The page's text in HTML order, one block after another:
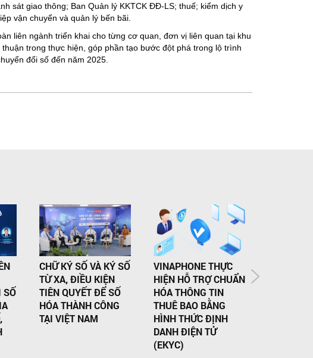
sát giao thông; Ban Quản lý KKTCK ĐĐ-LS; thuế; kiểm dịch y
vận chuyển và quản lý bến bãi.
liên ngành triển khai cho từng cơ quan, đơn vị liên quan tại khu
trong thực hiện, góp phần tạo bước đột phá trong lộ trình
đổi số đến năm 2025.
SỐ
CHỮ KÝ SỐ VÀ KÝ SỐ
TỪ XA, ĐIỀU KIỆN
TIÊN QUYẾT ĐỂ SỐ
HÓA THÀNH CÔNG
TẠI VIỆT NAM
VINAPHONE THỰC
HIỆN HỖ TRỢ CHUẨN
HÓA THÔNG TIN
THUÊ BAO BẰNG
HÌNH THỨC ĐỊNH
DANH ĐIỆN TỬ
(EKYC)